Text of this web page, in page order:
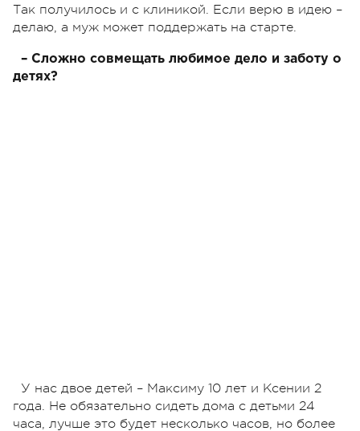
Так получилось и с клиникой. Если верю в идею –
делаю, а муж может поддержать на старте.
– Сложно совмещать любимое дело и заботу о
детях?
У нас двое детей – Максиму 10 лет и Ксении 2
года. Не обязательно сидеть дома с детьми 24
часа, лучше это будет несколько часов, но более